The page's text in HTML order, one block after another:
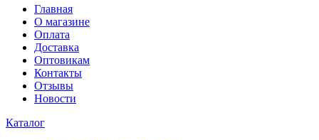
Главная
О магазине
Оплата
Доставка
Оптовикам
Контакты
Отзывы
Новости
Каталог